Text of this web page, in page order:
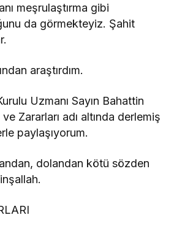
meşrulaştırma gibi
da görmekteyiz. Şahit
araştırdım.
Uzmanı Sayın Bahattin
Zararları adı altında derlemiş
paylaşıyorum.
dolandan kötü sözden